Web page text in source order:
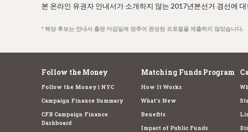
본 온라인 유권자 안내서가 소개하지 않는 2017년본선거 경선에
* 해당 후보는 안내서 출판 마감일에 맞추어 완성된 프로필을 제출하지 않았습니다.
Follow the Money
Follow the Money | NYC
Campaign Finance Summary
CFB Campaign Finance
Dashboard
Matching Funds Program
How It Works
What's New
Benefits
Impact of Public Funds